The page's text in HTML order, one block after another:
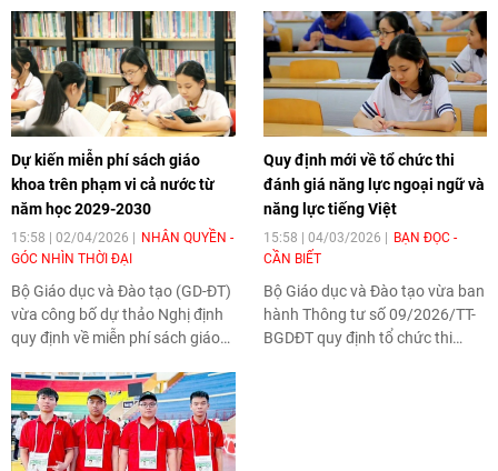
Dự kiến miễn phí sách giáo
khoa trên phạm vi cả nước từ
năm học 2029-2030
15:58 | 02/04/2026
NHÂN QUYỀN -
GÓC NHÌN THỜI ĐẠI
Bộ Giáo dục và Đào tạo (GD-ĐT)
vừa công bố dự thảo Nghị định
quy định về miễn phí sách giáo
và lộ trình miễn học phí, giáo
trình môn học Giáo dục quốc
phòng và an ninh tại cơ sở giáo
dục đại học, giáo dục nghề
Quy định mới về tổ chức thi
đánh giá năng lực ngoại ngữ và
năng lực tiếng Việt
15:58 | 04/03/2026
BẠN ĐỌC -
CẦN BIẾT
Bộ Giáo dục và Đào tạo vừa ban
hành Thông tư số 09/2026/TT-
BGDĐT quy định tổ chức thi